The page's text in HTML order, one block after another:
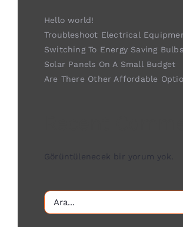
Hello world!
Troubleshoot Electrical
Switching To Energy Saving Bulbs
Solar Panels On A Small Budget
Are There Other Affordable
Görüntülenecek bir yorum yok.
Ara: